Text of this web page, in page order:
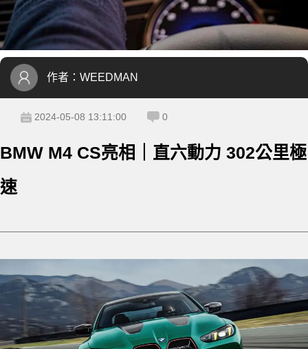
作者： WEEDMAN
2024-05-08 13:11:00 0
BMW M4 CS亮相｜直六動力 302公里極
速